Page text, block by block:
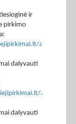
ir
pirkimo
app/rfq/
dalyvauti
app/rfq/
dalyvauti